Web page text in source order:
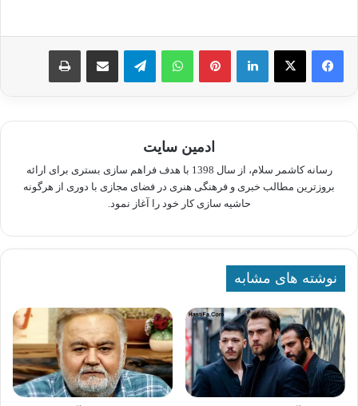
لینکدین پینترستواتس آپ تلگرام اشتراک گذاری از طریق ایمیل چاپ
ادمین سایت
رسانه کاشمر سلام، از سال 1398 با هدف فراهم سازی بستری برای ارائه
بروزترین مطالب خبری و فرهنگی هنری در فضای مجازی با دوری از هرگونه
حاشیه سازی کار خود را آغاز نمود.
نوشته های مشابه